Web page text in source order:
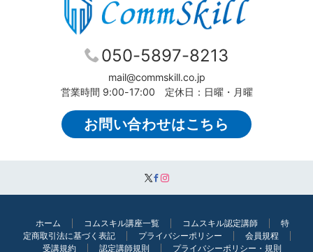
050-5897-8213
mail@commskill.co.jp
営業時間 9:00-17:00 定休日：日曜・月曜
お問い合わせはこちら
ホーム コムスキル講座一覧 コムスキル認定講師
特
定商取引法に基づく表記
プライバシーポリシー
会員規程
受講規約
認定講師規則 プライバシーポリシー・規則